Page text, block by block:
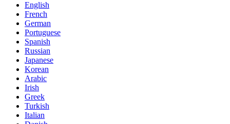
English
French
German
Portuguese
Spanish
Russian
Japanese
Korean
Arabic
Irish
Greek
Turkish
Italian